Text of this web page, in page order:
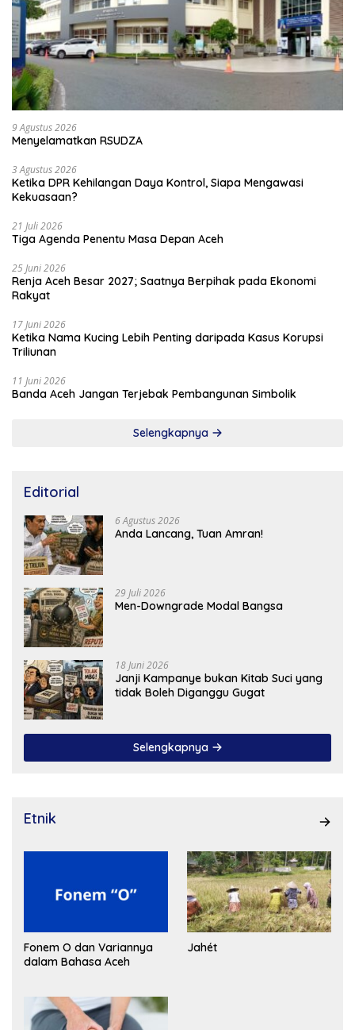
9 Agustus 2026
Menyelamatkan RSUDZA
3 Agustus 2026
Ketika DPR Kehilangan Daya Kontrol, Siapa Mengawasi
Kekuasaan?
21 Juli 2026
Tiga Agenda Penentu Masa Depan Aceh
25 Juni 2026
Renja Aceh Besar 2027; Saatnya Berpihak pada Ekonomi
Rakyat
17 Juni 2026
Ketika Nama Kucing Lebih Penting daripada Kasus Korupsi
Triliunan
11 Juni 2026
Banda Aceh Jangan Terjebak Pembangunan Simbolik
Selengkapnya
Editorial
6 Agustus 2026
Anda Lancang, Tuan Amran!
29 Juli 2026
Men-Downgrade Modal Bangsa
18 Juni 2026
Janji Kampanye bukan Kitab Suci yang
tidak Boleh Diganggu Gugat
Selengkapnya
Etnik
Fonem O dan Variannya
dalam Bahasa Aceh
Jahét